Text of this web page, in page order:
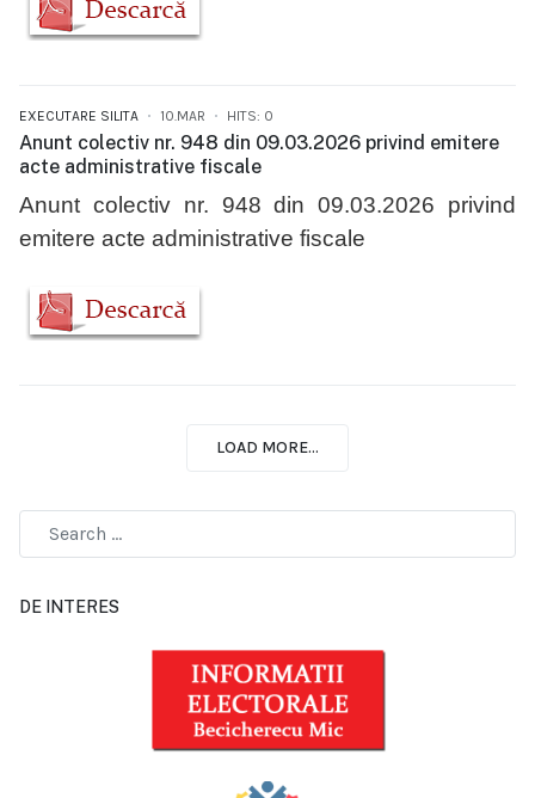
EXECUTARE SILITA 10.MAR HITS: 0
Anunt colectiv nr. 948 din 09.03.2026 privind emitere
acte administrative fiscale
Anunt colectiv nr. 948 din 09.03.2026 privind
emitere acte administrative fiscale
LOAD MORE...
DE INTERES